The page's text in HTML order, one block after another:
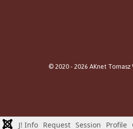
© 2020 - 2026 AKnet Tomasz
J! Info Request Session Profile